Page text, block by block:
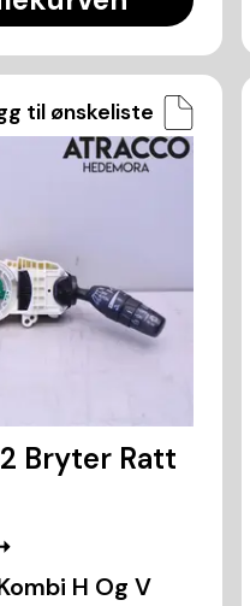
til ønskeliste
Bryter Ratt
H Og V